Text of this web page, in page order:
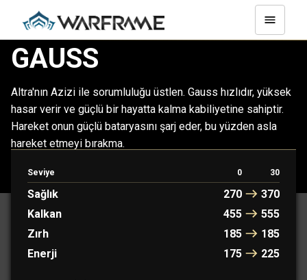
GAUSS
Altra'nın Azizi ile sorumluluğu üstlen. Gauss hızlıdır, yüksek
hasar verir ve güçlü bir hayatta kalma kabiliyetine sahiptir.
Hareket onun güçlü bataryasını şarj eder, bu yüzden asla
hareket etmeyi bırakma.
Seviye 0 30
Sağlık 270
370
Kalkan
455
555
Zırh
185
185
Enerji
175 225